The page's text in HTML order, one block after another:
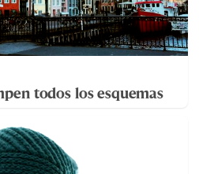
todos los esquemas